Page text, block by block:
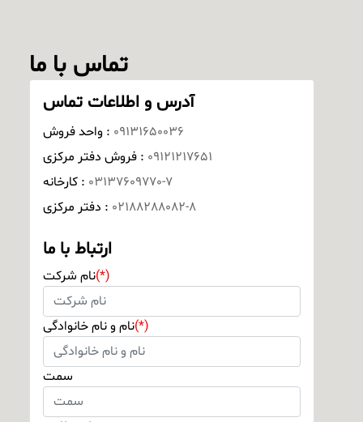
تماس با ما
آدرس و اطلاعات تماس
واحد فروش : 09131650036
فروش دفتر مرکزی : 09121217651
کارخانه : 03137609770-7
دفتر مرکزی : 02188288082-8
ارتباط با ما
نام شرکت(*)
نام و نام خانوادگی(*)
سمت